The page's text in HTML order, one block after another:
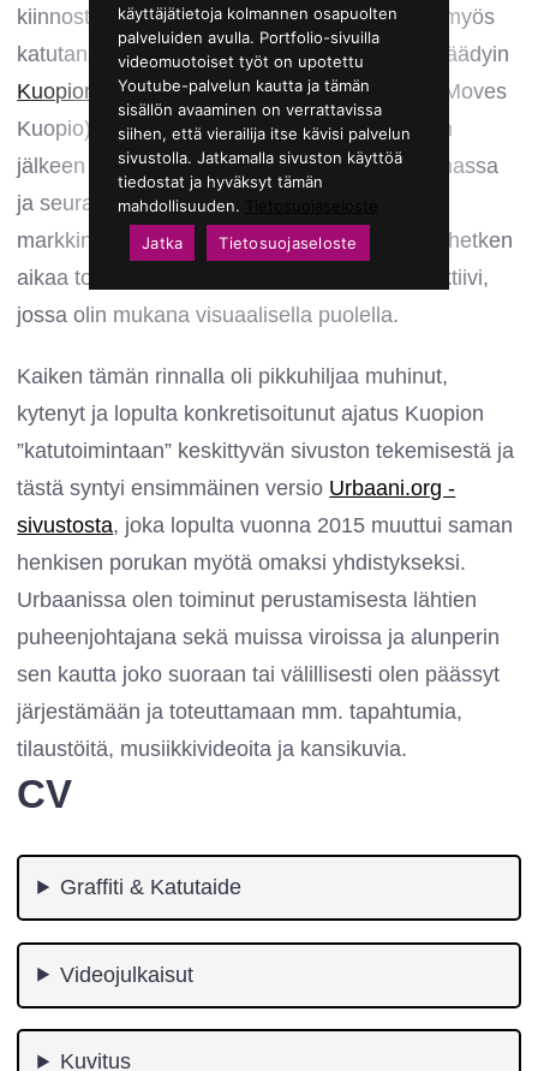
kiinnostaa jo lapsuudessa, luonnollisesti siis myös
katutanssit ja breikkaus, ja vuosien varrella päädyin
Kuopion Katutanssiyhdistys ry:n (ent. Urban Moves
Kuopio) tanssitunneille. Ensimmäisen kauden
jälkeen olinkin jo mukana yhdistyksen toiminnassa
ja seuraavat neljä vuotta yhdistyksen
markkinointivastaavana. Tästä seurasi myös hetken
aikaa toiminut Loose Moose -katutanssikollektiivi,
jossa olin mukana visuaalisella puolella.
Kaiken tämän rinnalla oli pikkuhiljaa muhinut,
kytenyt ja lopulta konkretisoitunut ajatus Kuopion
”katutoimintaan” keskittyvän sivuston tekemisestä ja
tästä syntyi ensimmäinen versio Urbaani.org -
sivustosta, joka lopulta vuonna 2015 muuttui saman
henkisen porukan myötä omaksi yhdistykseksi.
Urbaanissa olen toiminut perustamisesta lähtien
puheenjohtajana sekä muissa viroissa ja alunperin
sen kautta joko suoraan tai välillisesti olen päässyt
järjestämään ja toteuttamaan mm. tapahtumia,
tilaustöitä, musiikkivideoita ja kansikuvia.
CV
Graffiti & Katutaide
Videojulkaisut
Kuvitus
käyttäjätietoja kolmannen osapuolten
palveluiden avulla. Portfolio-sivuilla
videomuotoiset työt on upotettu
Youtube-palvelun kautta ja tämän
sisällön avaaminen on verrattavissa
siihen, että vierailija itse kävisi palvelun
sivustolla. Jatkamalla sivuston käyttöä
tiedostat ja hyväksyt tämän
mahdollisuuden.
Jatka
Tietosuojaseloste